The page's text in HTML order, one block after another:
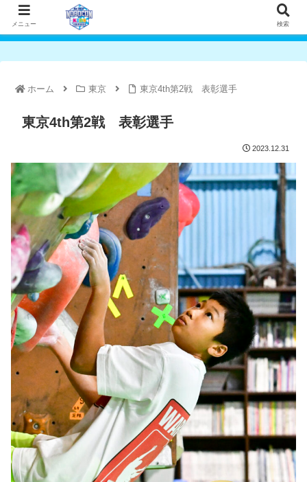
ホーム 東京 東京4th第2戦 表彰選手
東京4th第2戦 表彰選手
2023.12.31
メニュー 検索